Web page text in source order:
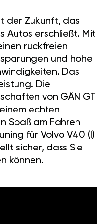
der Zukunft, das
Autos erschließt. Mit
ruckfreien
und hohe
Das
Die
von GÄN GT
echten
Spaß am Fahren
für Volvo V40 (I)
sicher, dass Sie
können.